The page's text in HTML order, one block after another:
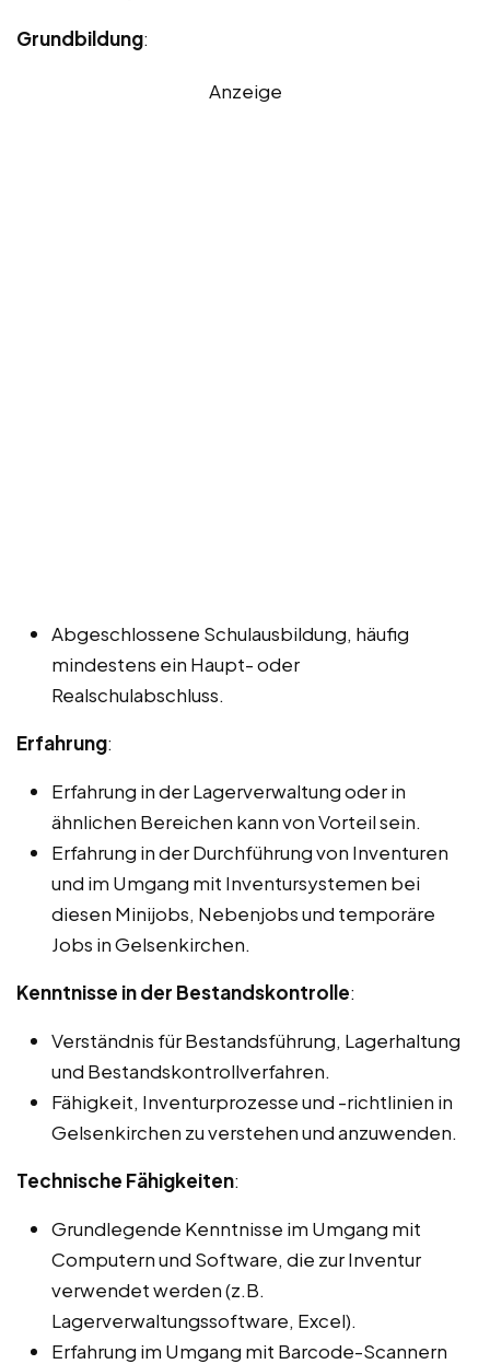
Grundbildung:
Anzeige
Abgeschlossene Schulausbildung, häufig
mindestens ein Haupt- oder
Realschulabschluss.
Erfahrung:
Erfahrung in der Lagerverwaltung oder in
ähnlichen Bereichen kann von Vorteil sein.
Erfahrung in der Durchführung von Inventuren
und im Umgang mit Inventursystemen bei
diesen Minijobs, Nebenjobs und temporäre
Jobs in Gelsenkirchen.
Kenntnisse in der Bestandskontrolle:
Verständnis für Bestandsführung, Lagerhaltung
und Bestandskontrollverfahren.
Fähigkeit, Inventurprozesse und -richtlinien in
Gelsenkirchen zu verstehen und anzuwenden.
Technische Fähigkeiten:
Grundlegende Kenntnisse im Umgang mit
Computern und Software, die zur Inventur
verwendet werden (z.B.
Lagerverwaltungssoftware, Excel).
Erfahrung im Umgang mit Barcode-Scannern